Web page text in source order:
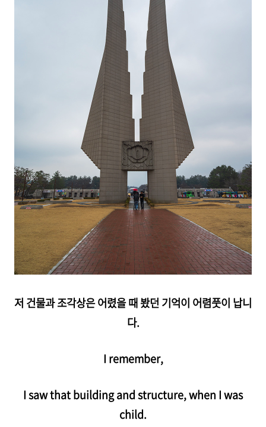
저 건물과 조각상은 어렸을 때 봤던 기억이 어렴풋이 납니
다.
I remember,
I saw that building and structure, when I was
child.